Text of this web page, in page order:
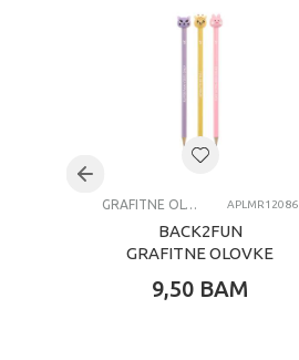
GRAFITNE OLOVKE APLMR12086
BACK2FUN
GRAFITNE OLOVKE
FRIENDS
9,50 BAM